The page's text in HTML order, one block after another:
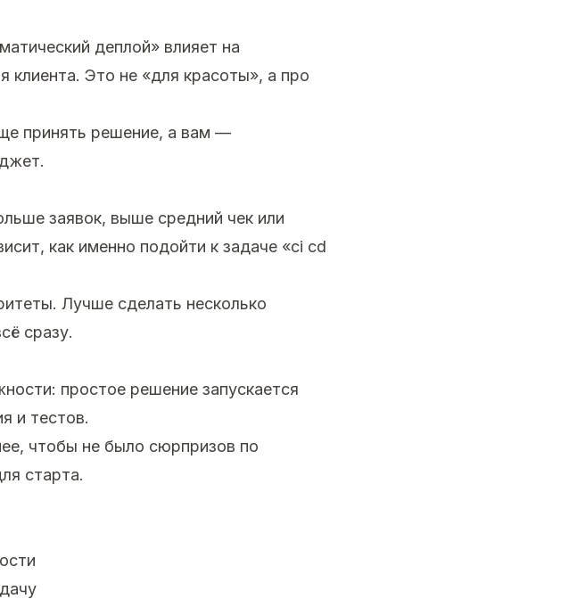
деплой» влияет на
клиента. Это не «для красоты», а про
принять решение, а вам —
заявок, выше средний чек или
как именно подойти к задаче «ci cd
Лучше сделать несколько
сразу.
простое решение запускается
и тестов.
чтобы не было сюрпризов по
старта.